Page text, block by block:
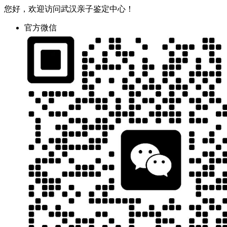
您好，欢迎访问武汉亲子鉴定中心！
官方微信